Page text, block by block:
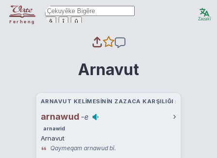
Ferheng ê î û Zazakî
Arnavut
ARNAVUT KELIMESININ ZAZACA KARŞILIĞI
arnawud -e ›
arnawid
Arnavut
Qaymeqam arnawud bî.